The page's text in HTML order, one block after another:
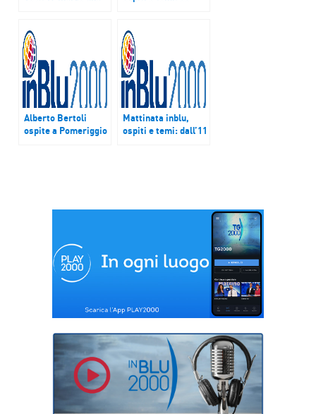
inizative, libri,
musica e teatro
Alberto Bertoli
ospite a Pomeriggio
Mattinata inblu,
ospiti e temi: dall’11